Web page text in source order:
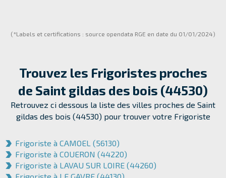
(*Labels et certifications : source opendata RGE en date du 01/01/2024)
Trouvez les Frigoristes proches
de Saint gildas des bois (44530)
Retrouvez ci dessous la liste des villes proches de Saint
gildas des bois (44530) pour trouver votre Frigoriste
Frigoriste à CAMOEL (56130)
Frigoriste à COUERON (44220)
Frigoriste à LAVAU SUR LOIRE (44260)